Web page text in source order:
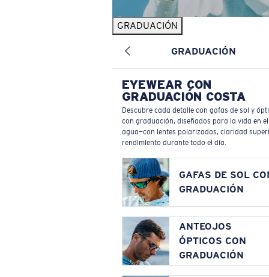
GRADUACIÓN
GRADUACIÓN
EYEWEAR CON
GRADUACIÓN COSTA
Descubre cada detalle con gafas de sol y
con graduación, diseñados para la vida en el
agua—con lentes polarizados, claridad
rendimiento durante todo el día.
GAFAS DE SOL
GRADUACIÓN
ANTEOJOS
ÓPTICOS CON
GRADUACIÓN